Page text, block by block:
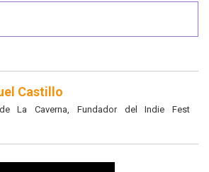
Castillo
La Caverna, Fundador del Indie Fest